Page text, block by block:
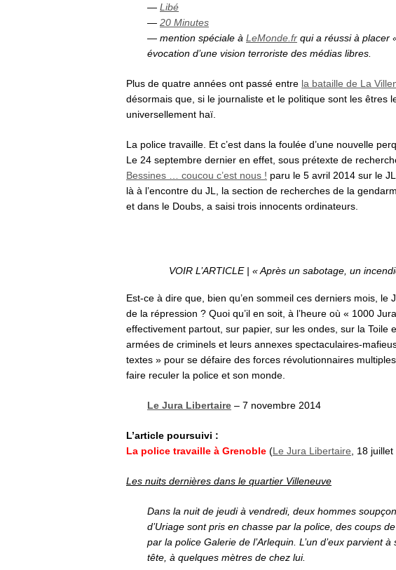
— Libé
— 20 Minutes
— mention spéciale à LeMonde.fr qui a réussi à placer
évocation d’une vision terroriste des médias libres.
Plus de quatre années ont passé entre la bataille de La
désormais que, si le journaliste et le politique sont les êtres
universellement haï.
La police travaille. Et c’est dans la foulée d’une nouvelle
Le 24 septembre dernier en effet, sous prétexte de
Bessines … coucou c’est nous ! paru le 5 avril 2014 sur le
là à l’encontre du JL, la section de recherches de la
et dans le Doubs, a saisi trois innocents ordinateurs.
VOIR L’ARTICLE | « Après un sabotage, un
Est-ce à dire que, bien qu’en sommeil ces derniers mois,
de la répression ? Quoi qu’il en soit, à l’heure où « 1000
effectivement partout, sur papier, sur les ondes, sur la Toile
armées de criminels et leurs annexes spectaculaires-
textes » pour se défaire des forces révolutionnaires
faire reculer la police et son monde.
Le Jura Libertaire – 7 novembre 2014
L’article poursuivi :
La police travaille à Grenoble (Le Jura Libertaire , 18
Les nuits dernières dans le quartier Villeneuve
Dans la nuit de jeudi à vendredi, deux hommes
d’Uriage sont pris en chasse par la police, des coups
par la police Galerie de l’Arlequin. L’un d’eux parvient
tête, à quelques mètres de chez lui.